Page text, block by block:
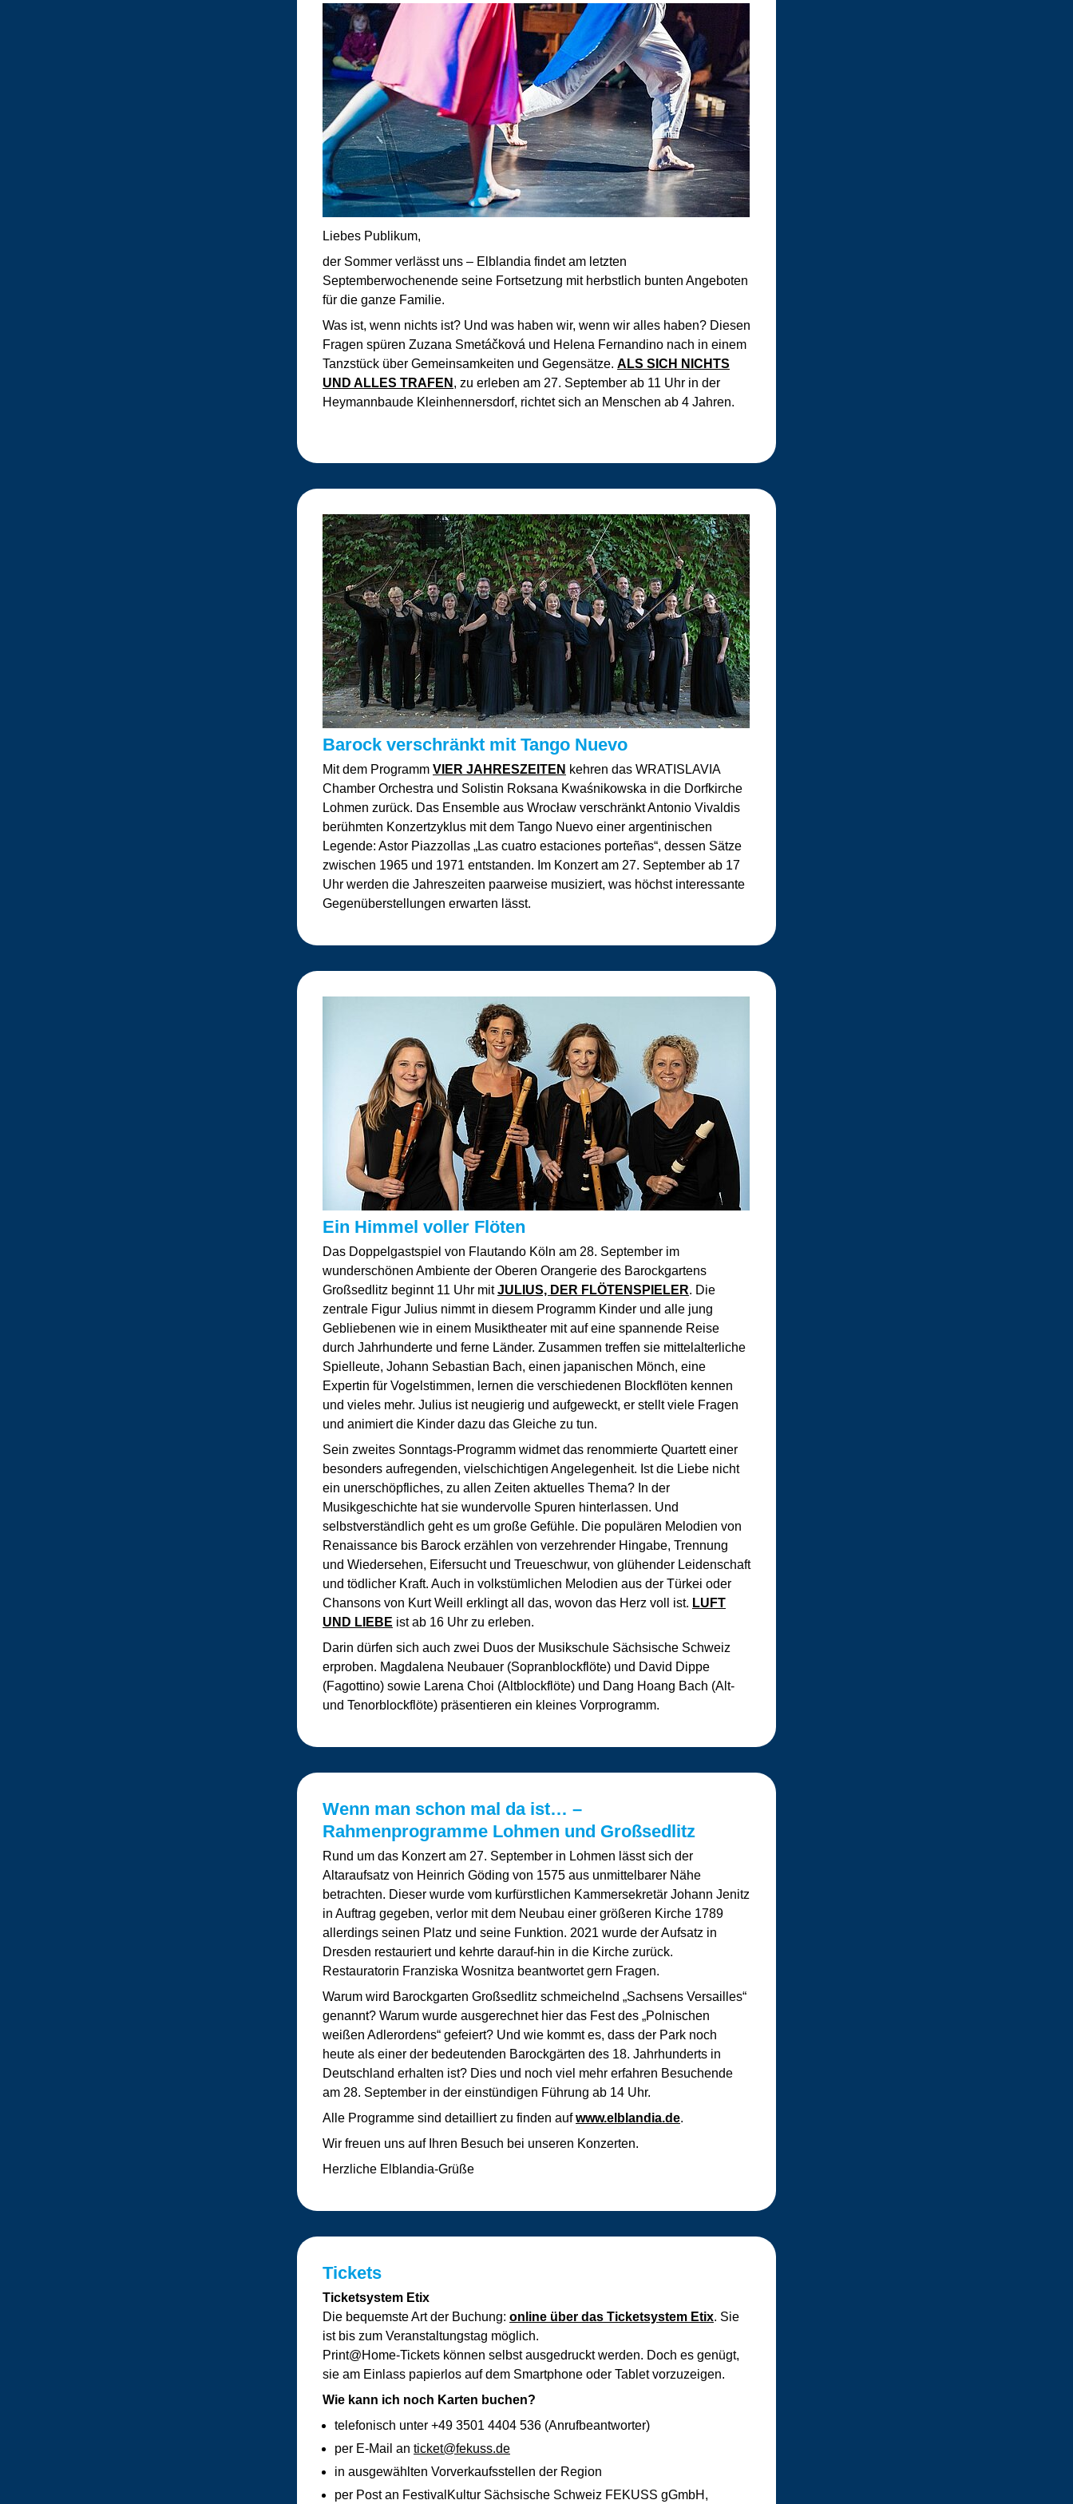
Liebes Publikum,
der Sommer verlässt uns – Elblandia findet am letzten
Septemberwochenende seine Fortsetzung mit herbstlich bunten Angeboten
für die ganze Familie.
Was ist, wenn nichts ist? Und was haben wir, wenn wir alles haben? Diesen
Fragen spüren Zuzana Smetáčková und Helena Fernandino nach in einem
Tanzstück über Gemeinsamkeiten und Gegensätze. ALS SICH NICHTS
UND ALLES TRAFEN , zu erleben am 27. September ab 11 Uhr in der
Heymannbaude Kleinhennersdorf, richtet sich an Menschen ab 4 Jahren.
Barock verschränkt mit Tango Nuevo
Mit dem Programm VIER JAHRESZEITEN kehren das WRATISLAVIA
Chamber Orchestra und Solistin Roksana Kwaśnikowska in die Dorfkirche
Lohmen zurück. Das Ensemble aus Wrocław verschränkt Antonio Vivaldis
berühmten Konzertzyklus mit dem Tango Nuevo einer argentinischen
Legende: Astor Piazzollas „Las cuatro estaciones porteñas“, dessen Sätze
zwischen 1965 und 1971 entstanden. Im Konzert am 27. September ab 17
Uhr werden die Jahreszeiten paarweise musiziert, was höchst interessante
Gegenüberstellungen erwarten lässt.
Ein Himmel voller Flöten
Das Doppelgastspiel von Flautando Köln am 28. September im
wunderschönen Ambiente der Oberen Orangerie des Barockgartens
Großsedlitz beginnt 11 Uhr mitJULIUS, DER FLÖTENSPIELER. Die
zentrale Figur Julius nimmt in diesem Programm Kinder und alle jung
Gebliebenen wie in einem Musiktheater mit auf eine spannende Reise
durch Jahrhunderte und ferne Länder. Zusammen treffen sie mittelalterliche
Spielleute, Johann Sebastian Bach, einen japanischen Mönch, eine
Expertin für Vogelstimmen, lernen die verschiedenen Blockflöten kennen
und vieles mehr. Julius ist neugierig und aufgeweckt, er stellt viele Fragen
und animiert die Kinder dazu das Gleiche zu tun.
Sein zweites Sonntags-Programm widmet das renommierte Quartett einer
besonders aufregenden, vielschichtigen Angelegenheit. Ist die Liebe nicht
ein unerschöpfliches, zu allen Zeiten aktuelles Thema? In der
Musikgeschichte hat sie wundervolle Spuren hinterlassen. Und
selbstverständlich geht es um große Gefühle. Die populären Melodien von
Renaissance bis Barock erzählen von verzehrender Hingabe, Trennung
und Wiedersehen, Eifersucht und Treueschwur, von glühender Leidenschaft
und tödlicher Kraft. Auch in volkstümlichen Melodien aus der Türkei oder
Chansons von Kurt Weill erklingt all das, wovon das Herz voll ist. LUFT
UND LIEBE ist ab 16 Uhr zu erleben.
Darin dürfen sich auch zwei Duos der Musikschule Sächsische Schweiz
erproben. Magdalena Neubauer (Sopranblockflöte) und David Dippe
(Fagottino) sowie Larena Choi (Altblockflöte) und Dang Hoang Bach (Alt-
und Tenorblockflöte) präsentieren ein kleines Vorprogramm.
Wenn man schon mal da ist… –
Rahmenprogramme Lohmen und Großsedlitz
Rund um das Konzert am 27. September in Lohmen lässt sich der
Altaraufsatz von Heinrich Göding von 1575 aus unmittelbarer Nähe
betrachten. Dieser wurde vom kurfürstlichen Kammersekretär Johann Jenitz
in Auftrag gegeben, verlor mit dem Neubau einer größeren Kirche 1789
allerdings seinen Platz und seine Funktion. 2021 wurde der Aufsatz in
Dresden restauriert und kehrte darauf-hin in die Kirche zurück.
Restauratorin Franziska Wosnitza beantwortet gern Fragen.
Warum wird Barockgarten Großsedlitz schmeichelnd „Sachsens Versailles“
genannt? Warum wurde ausgerechnet hier das Fest des „Polnischen
weißen Adlerordens“ gefeiert? Und wie kommt es, dass der Park noch
heute als einer der bedeutenden Barockgärten des 18. Jahrhunderts in
Deutschland erhalten ist? Dies und noch viel mehr erfahren Besuchende
am 28. September in der einstündigen Führung ab 14 Uhr.
Alle Programme sind detailliert zu finden aufwww.elblandia.de.
Wir freuen uns auf Ihren Besuch bei unseren Konzerten.
Herzliche Elblandia-Grüße
Tickets
Ticketsystem Etix
Die bequemste Art der Buchung: online über das Ticketsystem Etix. Sie
ist bis zum Veranstaltungstag möglich.
Print@Home-Tickets können selbst ausgedruckt werden. Doch es genügt,
sie am Einlass papierlos auf dem Smartphone oder Tablet vorzuzeigen.
Wie kann ich noch Karten buchen?
telefonisch unter +49 3501 4404 536 (Anrufbeantworter)
per E-Mail an ticket@fekuss.de
in ausgewählten Vorverkaufsstellen der Region
per Post an FestivalKultur Sächsische Schweiz FEKUSS gGmbH,